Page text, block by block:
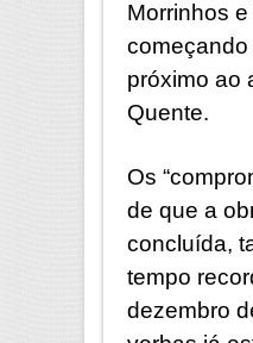
Morrinhos e
próximo ao
Quente.
Os
de que a
concluída,
tempo
dezembro